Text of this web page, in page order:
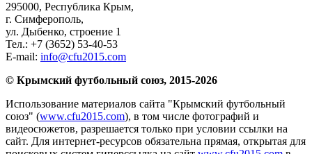
295000, Республика Крым,
г. Симферополь,
ул. Дыбенко, строение 1
Тел.: +7 (3652) 53-40-53
E-mail: info@cfu2015.com
© Крымский футбольный союз, 2015-2026
Использование материалов сайта "Крымский футбольный
союз" (www.cfu2015.com), в том числе фотографий и
видеосюжетов, разрешается только при условии ссылки на
сайт. Для интернет-ресурсов обязательна прямая, открытая для